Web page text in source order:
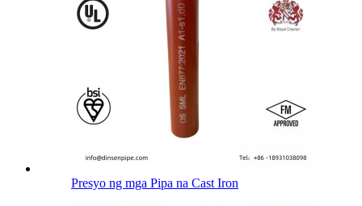
Presyo ng mga Pipa na Cast Iron